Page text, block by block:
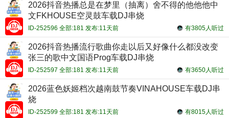
2026抖音热播总是在梦里（抽离）舍不得的他他他中
文FKHOUSE空灵鼓车载DJ串烧
有3805人听过
ID-252596 全部:181 发布:11天前
2026抖音热播流行歌曲你走以后又好像什么都没改变
张三的歌中文国语Prog车载DJ串烧
有3650人听过
ID-252597 全部:181 发布:11天前
2026蓝色妖姬档次越南鼓节奏VINAHOUSE车载DJ串
烧
有8015人听过
ID-252599 全部:181 发布:11天前